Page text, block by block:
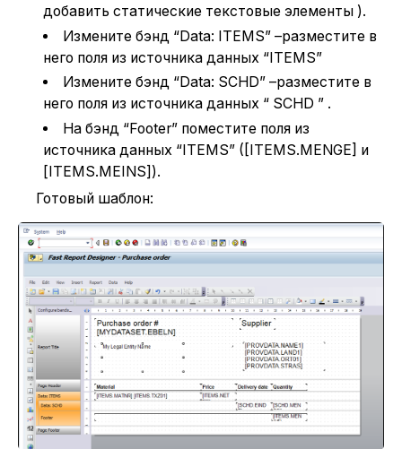
добавить статические текстовые элементы ).
Измените бэнд “Data: ITEMS” –разместите в
него поля из источника данных “ITEMS”
Измените бэнд “Data: SCHD” –разместите в
него поля из источника данных “ SCHD ” .
На бэнд “Footer” поместите поля из
источника данных “ITEMS” ([ITEMS.MENGE] и
[ITEMS.MEINS]).
Готовый шаблон: